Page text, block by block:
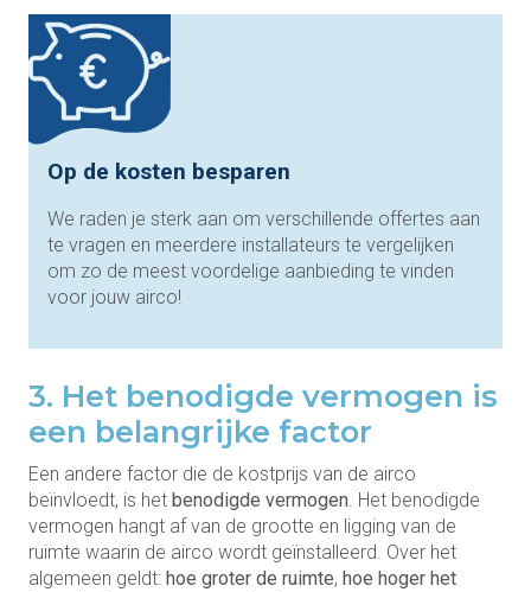
Op de kosten besparen
We raden je sterk aan om verschillende offertes aan
te vragen en meerdere installateurs te vergelijken
om zo de meest voordelige aanbieding te vinden
voor jouw airco!
3. Het benodigde vermogen is
een belangrijke factor
Een andere factor die de kostprijs van de airco
beïnvloedt, is het benodigde vermogen. Het benodigde
vermogen hangt af van de grootte en ligging van de
ruimte waarin de airco wordt geïnstalleerd. Over het
algemeen geldt: hoe groter de ruimte, hoe hoger het